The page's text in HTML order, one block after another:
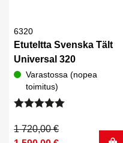
6320
Etuteltta Svenska Tält
Universal 320
Varastossa (nopea
toimitus)
tuotteesta:
/ 5
1 720,00€
Alkuperäinen
Nykyinen